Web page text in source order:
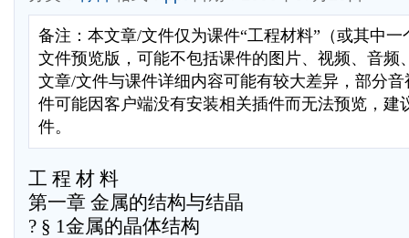
备注：本文章/文件仅为课件“工程材料”（或其中
文件预览版，可能不包括课件的图片、视频、音频
文章/文件与课件详细内容可能有较大差异，部分
件可能因客户端没有安装相关插件而无法预览，建
件。
工 程 材 料
第一章 金属的结构与结晶
? § 1金属的晶体结构